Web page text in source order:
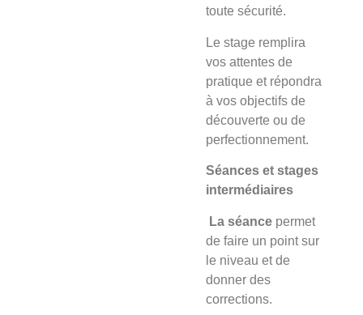
toute sécurité.
Le stage remplira
vos attentes de
pratique et répondra
à vos objectifs de
découverte ou de
perfectionnement.
Séances et stages
intermédiaires
La séance permet
de faire un point sur
le niveau et de
donner des
corrections.